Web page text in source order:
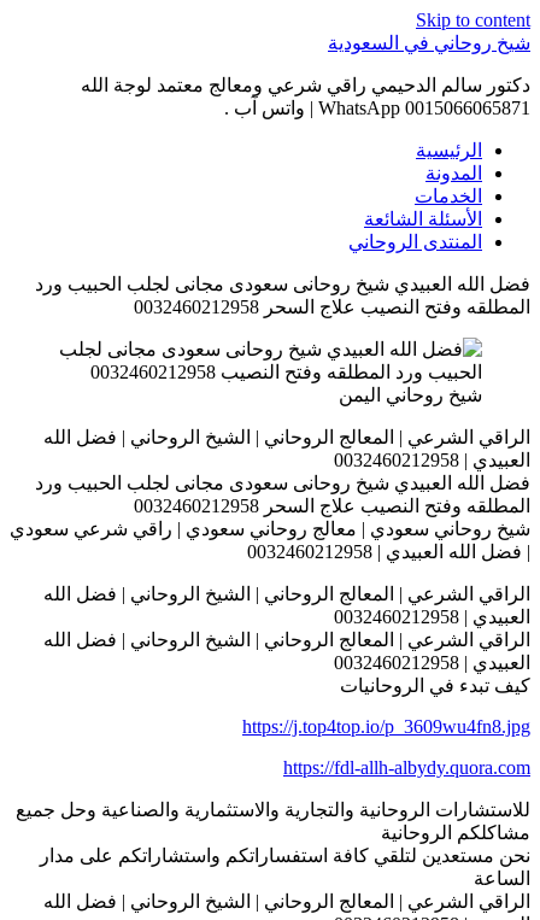
Skip to content
شيخ روحاني في السعودية
دكتور سالم الدحيمي راقي شرعي ومعالج معتمد لوجة الله
0015066065871 WhatsApp | واتس آب .
الرئيسية
المدونة
الخدمات
الأسئلة الشائعة
المنتدى الروحاني
فضل الله العبيدي شيخ روحانى سعودى مجانى لجلب الحبيب ورد
المطلقه وفتح النصيب علاج السحر 0032460212958
شيخ روحاني اليمن
الراقي الشرعي | المعالج الروحاني | الشيخ الروحاني | فضل الله
العبيدي | 0032460212958
فضل الله العبيدي شيخ روحانى سعودى مجانى لجلب الحبيب ورد
المطلقه وفتح النصيب علاج السحر 0032460212958
شيخ روحاني سعودي | معالج روحاني سعودي | راقي شرعي سعودي
| فضل الله العبيدي | 0032460212958
الراقي الشرعي | المعالج الروحاني | الشيخ الروحاني | فضل الله
العبيدي | 0032460212958
الراقي الشرعي | المعالج الروحاني | الشيخ الروحاني | فضل الله
العبيدي | 0032460212958
كيف تبدء في الروحانيات
https://j.top4top.io/p_3609wu4fn8.jpg
https://fdl-allh-albydy.quora.com
للاستشارات الروحانية والتجارية والاستثمارية والصناعية وحل جميع
مشاكلكم الروحانية
نحن مستعدين لتلقي كافة استفساراتكم واستشاراتكم على مدار
الساعة
الراقي الشرعي | المعالج الروحاني | الشيخ الروحاني | فضل الله